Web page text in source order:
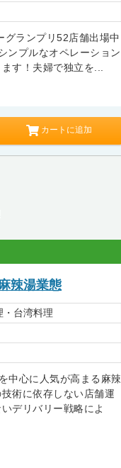
グランプリ52店舗出場中
ンプルなオペレーション
す！夫婦で独立を...
カートに追加
辣湯業態
・台湾料理
中心に人気が高まる麻辣
術に依存しない店舗運
デリバリー戦略によ